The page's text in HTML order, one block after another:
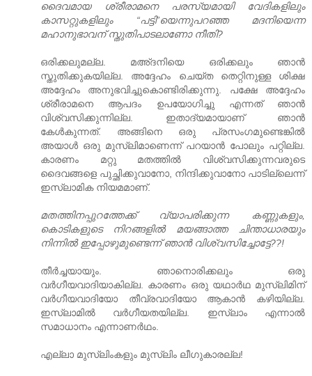
ദൈവമായ ശ്രീരാമനെ പരസ്യമായി വേദികളിലും
കാസറ്റുകളിലും “പട്ടി”യെന്നുപറഞ്ഞ മദനിയെന്ന
മഹാനുഭാവന് സ്തുതിപാടലാണോ നീതി?
ഒരിക്കലുമല്ല. മ‌അ്ദനിയെ ഒരിക്കലും ഞാന്‍
സ്തുതിക്കുകയില്ല. അദ്ദേഹം ചെയ്ത തെറ്റിനുള്ള ശിക്ഷ
അദ്ദേഹം അനുഭവിച്ചുകൊണ്ടിരിക്കുന്നു. പക്ഷേ അദ്ദേഹം
ശ്രീരാമനെ ആപദം ഉപയോഗിച്ചു എന്നത് ഞാന്‍
വിശ്വസിക്കുന്നില്ല. ഇതാദ്യമായാണ് ഞാന്‍
കേള്‍കുന്നത്. അങ്ങിനെ ഒരു പ്രസംഗമുണ്ടെങ്കില്‍
അയാള്‍ ഒരു മുസ്‌ലിമാണെന്ന് പറയാന്‍ പോലും പറ്റില്ല.
കാരണം മറ്റു മതത്തില്‍ വിശ്വസിക്കുന്നവരുടെ
ദൈവങ്ങളെ പുച്ഛിക്കുവാനോ, നിന്ദിക്കുവാനോ പാടില്ലെന്ന്
ഇസ്‌ലാമിക നിയമമാണ്.
മതത്തിനപ്പുറത്തേക്ക് വ്യാപരിക്കുന്ന കണ്ണുകളും,
കൊടികളുടെ നിറങ്ങളില്‍ മയങ്ങാത്ത ചിന്താധാരയും
നിന്നില്‍ ഇപ്പോഴുമുണ്ടെന്ന് ഞാന്‍ വിശ്വസിച്ചോട്ടേ??!
തീര്‍ച്ചയായും. ഞാനൊരിക്കലും ഒരു
വര്‍ഗീയവാദിയാകില്ല. കാരണം ഒരു യഥാര്‍ഥ മുസ്‌ലിമിന്
വര്‍ഗീയവാദിയോ തീവ്രവാദിയോ ആകാന്‍ കഴിയില്ല.
ഇസ്‌ലാമില്‍ വര്‍ഗീയതയില്ല. ഇസ്‌ലാം എന്നാല്‍
സമാധാനം എന്നാണര്‍ഥം.
എല്ലാ മുസ്‌ലിംകളും മുസ്‌ലിം ലീഗുകാരല്ല!